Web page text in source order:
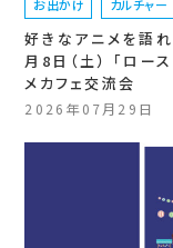
お出かけ カルチャー
好きなアニメを語
月8日（土） 「ロー
メカフェ交流会
2026年07月29日